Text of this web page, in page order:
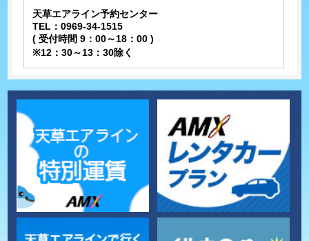
天草エアライン予約センター
TEL：0969-34-1515
( 受付時間 9：00～18：00 )
※12：30～13：30除く